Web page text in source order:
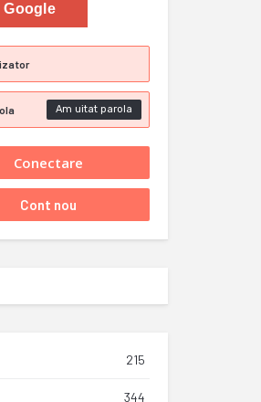
Google
Am uitat parola
215
344